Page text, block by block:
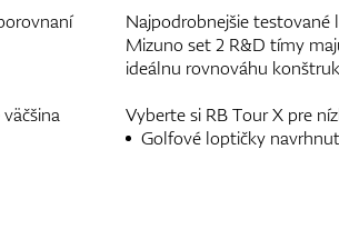
Najpodrobnejšie testované
Mizuno set 2 R&D tímy
ideálnu rovnováhu
Vyberte si RB Tour X pre
Golfové loptičky